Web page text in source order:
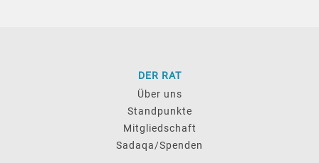
DER RAT
Über uns
Standpunkte
Mitgliedschaft
Sadaqa/Spenden